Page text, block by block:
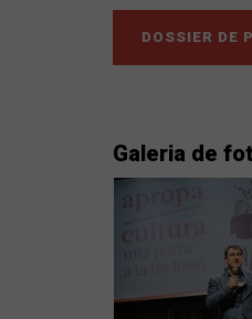
DOSSIER DE
Galeria de